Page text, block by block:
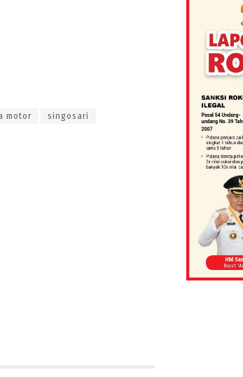
motor singosari